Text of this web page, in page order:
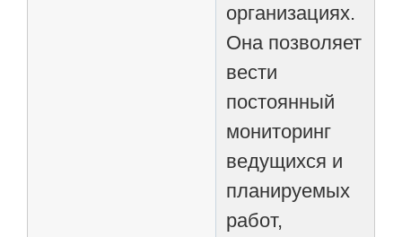
организациях.
Она позволяет
вести
постоянный
мониторинг
ведущихся и
планируемых
работ,